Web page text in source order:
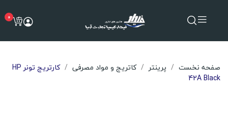
0
صفحه نخست پرینتر کاتریج و مواد مصرفی
کارتریج تونر HP
42A Black